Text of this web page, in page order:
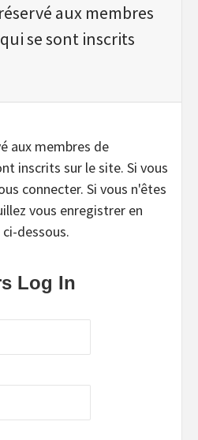
aux membres
se sont inscrits
aux membres de
inscrits sur le site. Si vous
connecter. Si vous n'êtes
vous enregistrer en
dessous.
Log In